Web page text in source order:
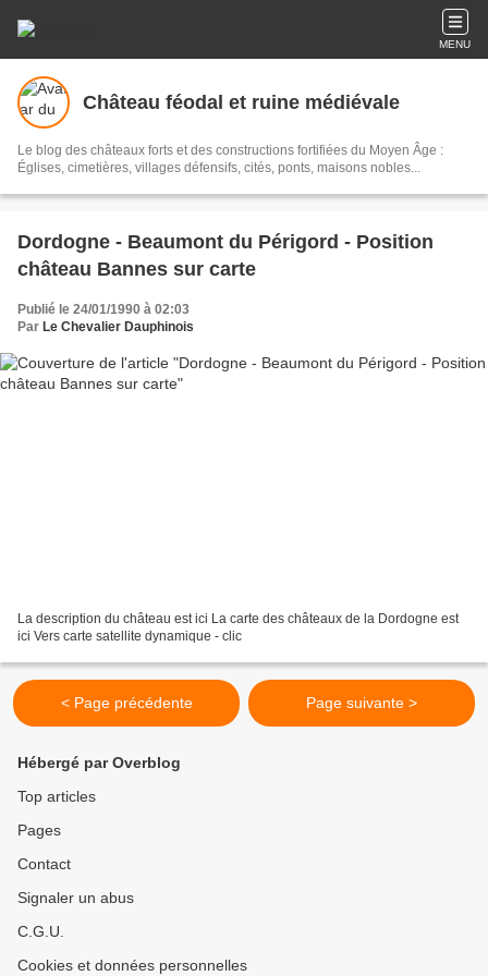
MENU
Château féodal et ruine médiévale
Le blog des châteaux forts et des constructions fortifiées du Moyen Âge :
Églises, cimetières, villages défensifs, cités, ponts, maisons nobles...
Dordogne - Beaumont du Périgord - Position
château Bannes sur carte
Publié le 24/01/1990 à 02:03
Par Le Chevalier Dauphinois
La description du château est ici La carte des châteaux de la Dordogne est
ici Vers carte satellite dynamique - clic
< Page précédente Page suivante >
Hébergé par Overblog
Top articles
Pages
Contact
Signaler un abus
C.G.U.
Cookies et données personnelles